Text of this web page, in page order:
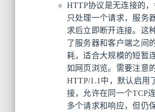
HTTP协议是无连接的
只处理一个请求，服务
求后立即断开连接。这
了服务器和客户端之间
耗，适合大规模的短暂
如网页浏览。需要注意
HTTP/1.1中，默认启用
接，允许在同一个TCP
多个请求和响应，但仍